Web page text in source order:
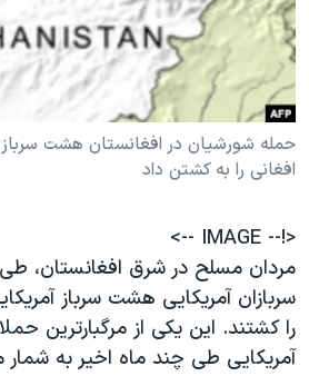
فرهنگ و زندگی
حقوق شهروندی
اقتصادی
علم و فناوری
اسرائیل در جنگ
آرشیو پخش زنده
مستندها
انتخابات ریاست جمهوری آمریکا ۲۰۲۴
حمله جمهوری اسلامی به اسرائیل
رمز مهسا
ورزش زنان در ایران
مجموعه مستندهای دادخواهی
تریبونال مردمی آبان ۹۸
دادگاه حمید نوری
دنبال کنید
زبانهای مختلف
حمله شورشیان در افغانستان هشت سرباز
افغانی را به کشتن داد
<!-- IMAGE -->
مردان مسلح در شرق افغانستان،
سربازان آمریکایی هشت سرباز
را کشتند. این یکی از مرگبارترین
آمریکایی طی چند ماه اخیر به شمار